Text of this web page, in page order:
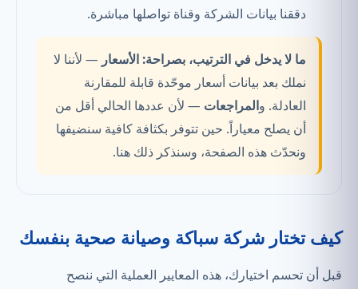
دققنا بيانات الشركة وقناة تواصلها مباشرة.
ما لا يدخل في الترتيب، بصراحة: الأسعار — لأننا لا
نملك بعد بيانات أسعار موحّدة قابلة للمقارنة
العادلة. والمراجعات — لأن عددها الحالي أقل من
أن يصلح معياراً. حين تتوفر بكثافة كافية سنضيفها
ونحدّث هذه الصفحة، وسنذكر ذلك هنا.
كيف تختار شركة سباكة وصيانة صحية بنفسك
قبل أن تحسم اختيارك، هذه المعايير العملية التي ننصح